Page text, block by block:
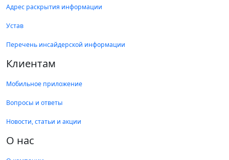
Адрес раскрытия информации
Устав
Перечень инсайдерской информации
Клиентам
Мобильное приложение
Вопросы и ответы
Новости, статьи и акции
О нас